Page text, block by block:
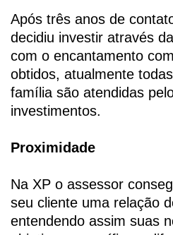
Após três anos de
decidiu investir através
com o encantamento
obtidos, atualmente
família são atendidas
investimentos.
Proximidade
Na XP o assessor
seu cliente uma relação
entendendo assim suas